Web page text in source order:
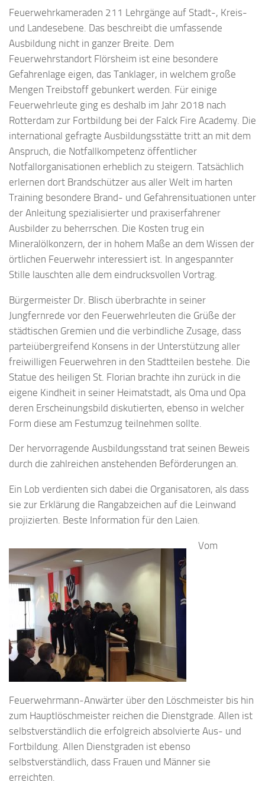
Feuerwehrkameraden 211 Lehrgänge auf Stadt-, Kreis-
und Landesebene. Das beschreibt die umfassende
Ausbildung nicht in ganzer Breite. Dem
Feuerwehrstandort Flörsheim ist eine besondere
Gefahrenlage eigen, das Tanklager, in welchem große
Mengen Treibstoff gebunkert werden. Für einige
Feuerwehrleute ging es deshalb im Jahr 2018 nach
Rotterdam zur Fortbildung bei der Falck Fire Academy. Die
international gefragte Ausbildungsstätte tritt an mit dem
Anspruch, die Notfallkompetenz öffentlicher
Notfallorganisationen erheblich zu steigern. Tatsächlich
erlernen dort Brandschützer aus aller Welt im harten
Training besondere Brand- und Gefahrensituationen unter
der Anleitung spezialisierter und praxiserfahrener
Ausbilder zu beherrschen. Die Kosten trug ein
Mineralölkonzern, der in hohem Maße an dem Wissen der
örtlichen Feuerwehr interessiert ist. In angespannter
Stille lauschten alle dem eindrucksvollen Vortrag.
Bürgermeister Dr. Blisch überbrachte in seiner
Jungfernrede vor den Feuerwehrleuten die Grüße der
städtischen Gremien und die verbindliche Zusage, dass
parteiübergreifend Konsens in der Unterstützung aller
freiwilligen Feuerwehren in den Stadtteilen bestehe. Die
Statue des heiligen St. Florian brachte ihn zurück in die
eigene Kindheit in seiner Heimatstadt, als Oma und Opa
deren Erscheinungsbild diskutierten, ebenso in welcher
Form diese am Festumzug teilnehmen sollte.
Der hervorragende Ausbildungsstand trat seinen Beweis
durch die zahlreichen anstehenden Beförderungen an.
Ein Lob verdienten sich dabei die Organisatoren, als dass
sie zur Erklärung die Rangabzeichen auf die Leinwand
projizierten. Beste Information für den Laien.
Vom
Feuerwehrmann-Anwärter über den Löschmeister bis hin
zum Hauptlöschmeister reichen die Dienstgrade. Allen ist
selbstverständlich die erfolgreich absolvierte Aus- und
Fortbildung. Allen Dienstgraden ist ebenso
selbstverständlich, dass Frauen und Männer sie
erreichten.